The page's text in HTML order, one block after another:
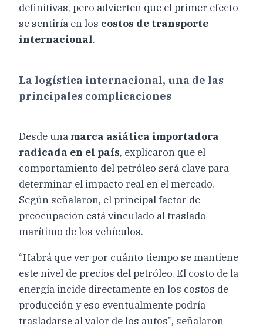
definitivas, pero advierten que el primer efecto
se sentiría en los costos de transporte
internacional.
La logística internacional, una de las
principales complicaciones
Desde una marca asiática importadora
radicada en el país, explicaron que el
comportamiento del petróleo será clave para
determinar el impacto real en el mercado.
Según señalaron, el principal factor de
preocupación está vinculado al traslado
marítimo de los vehículos.
“Habrá que ver por cuánto tiempo se mantiene
este nivel de precios del petróleo. El costo de la
energía incide directamente en los costos de
producción y eso eventualmente podría
trasladarse al valor de los autos”, señalaron